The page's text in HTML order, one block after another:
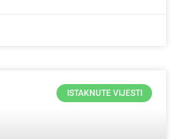
ISTAKNUTE VIJESTI